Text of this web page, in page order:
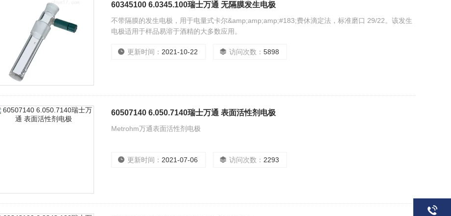
60345100 6.0345.100瑞士万通 无隔膜发生电极
不带隔膜的发生电极，用于电量式卡尔&amp;amp;amp;#183;费休滴定法，标准磨口 29/22。该发生
电极适用于样品易溶于酒精的大多数应用。
更新时间： 2021-10-22 访问次数： 5898
60507140 6.050.7140瑞士万通 表面活性剂电极
Metrohm万通表面活性剂电极
更新时间： 2021-07-06 访问次数： 2293